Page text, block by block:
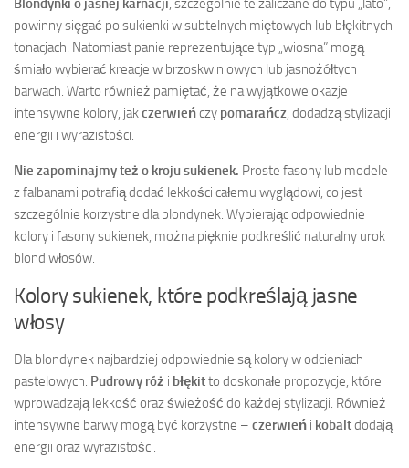
Blondynki o jasnej karnacji, szczególnie te zaliczane do typu „lato”,
powinny sięgać po sukienki w subtelnych miętowych lub błękitnych
tonacjach. Natomiast panie reprezentujące typ „wiosna” mogą
śmiało wybierać kreacje w brzoskwiniowych lub jasnożółtych
barwach. Warto również pamiętać, że na wyjątkowe okazje
intensywne kolory, jakczerwieńczy pomarańcz, dodadzą stylizacji
energii i wyrazistości.
Nie zapominajmy też o kroju sukienek. Proste fasony lub modele
z falbanami potrafią dodać lekkości całemu wyglądowi, co jest
szczególnie korzystne dla blondynek. Wybierając odpowiednie
kolory i fasony sukienek, można pięknie podkreślić naturalny urok
blond włosów.
Kolory sukienek, które podkreślają jasne
włosy
Dla blondynek najbardziej odpowiednie są kolory w odcieniach
pastelowych. Pudrowy róż i błękitto doskonałe propozycje, które
wprowadzają lekkość oraz świeżość do każdej stylizacji. Również
intensywne barwy mogą być korzystne – czerwień i kobaltdodają
energii oraz wyrazistości.